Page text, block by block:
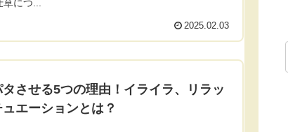
につ...
2025.02.03
させる5つの理由！イライラ、リラッ
エーションとは？